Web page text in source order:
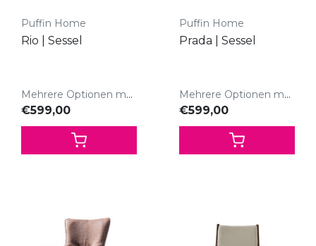
Puffin Home
Rio | Sessel
Mehrere Optionen möglich
€599,00
Puffin Home
Prada | Sessel
Mehrere Optionen möglich
€599,00